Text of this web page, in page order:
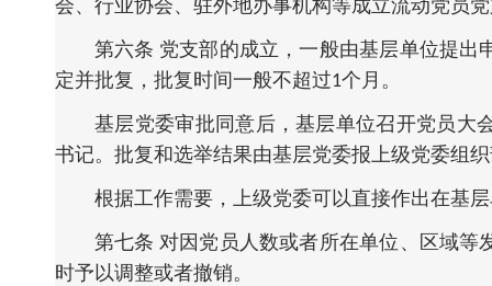
会、行业协会、驻外地办事机构等成立流动党员
第六条 党支部的成立，一般由基层单位提
定并批复，批复时间一般不超过1个月。
基层党委审批同意后，基层单位召开党员大
书记。批复和选举结果由基层党委报上级党委组
根据工作需要，上级党委可以直接作出在基
第七条 对因党员人数或者所在单位、区域
时予以调整或者撤销。